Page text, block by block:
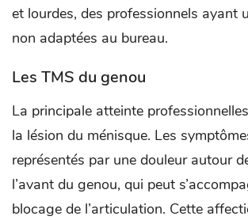
et lourdes, des professionnels ayant
non adaptées au bureau.
Les TMS du genou
La principale atteinte
la lésion du ménisque. Les
représentés par une douleur autour
l’avant du genou, qui peut
blocage de l’articulation. Cette